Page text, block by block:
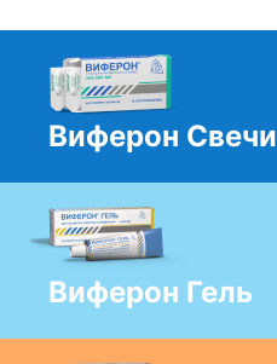
Виферон Свечи
Виферон Гель